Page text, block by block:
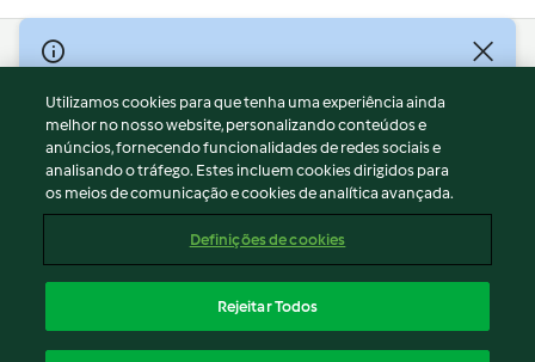
© Copyright 2026
Termos de Utilização
Aviso sobre Proteção de Dados
Aviso
Apoio legal
Conteúdo do relatório
Declaração de acessibilidade
Utilizamos cookies para que tenha uma experiência ainda
melhor no nosso website, personalizando conteúdos e
anúncios, fornecendo funcionalidades de redes sociais e
analisando o tráfego. Estes incluem cookies dirigidos para
os meios de comunicação e cookies de analítica avançada.
Definições de cookies
Rejeitar Todos